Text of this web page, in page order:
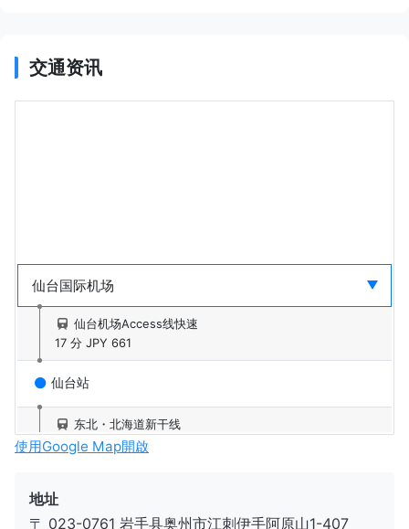
交通资讯
仙台机场Access线快速
17 分 JPY 661
仙台站
东北・北海道新干线
53 分 JPY 5,280
东北新干线
使用Google Map開啟
地址
〒 023-0761 岩手县奥州市江刺伊手阿原山1-407